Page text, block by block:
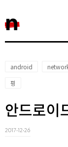
n
android
핑
안드로이
2017‧12‧26